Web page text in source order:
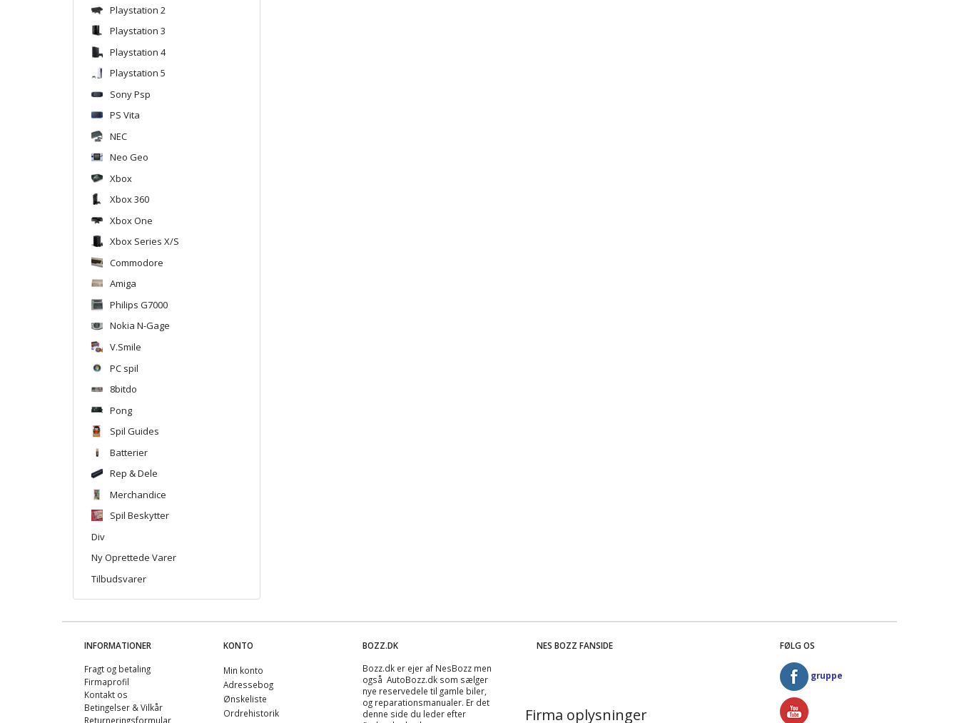
Playstation 2
Playstation 3
Playstation 4
Playstation 5
Sony Psp
PS Vita
NEC
Neo Geo
Xbox
Xbox 360
Xbox One
Xbox Series X/S
Commodore
Amiga
Philips G7000
Nokia N-Gage
V.Smile
PC spil
8bitdo
Pong
Spil Guides
Batterier
Rep & Dele
Merchandice
Spil Beskytter
Div
Ny Oprettede Varer
Tilbudsvarer
INFORMATIONER
Fragt og betaling
Firmaprofil
Kontakt os
Betingelser & Vilkår
Returneringsformular
KONTO
Min konto
Adressebog
Ønskeliste
Ordrehistorik
BOZZ.DK
Bozz.dk er ejer af NesBozz men
også AutoBozz.dk som sælger
nye reservedele til gamle biler,
og reparationsmanualer. Er det
denne side du leder efter
NES BOZZ FANSIDE
Firma oplysninger
FØLG OS
gruppe